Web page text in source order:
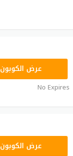
عرض الكوبون
No Expires
RRF24عرض الكوبون